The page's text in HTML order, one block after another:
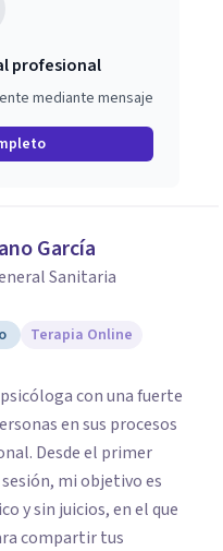
profesional
mediante mensaje
García
Sanitaria
Terapia Online
con una fuerte
en sus procesos
Desde el primer
mi objetivo es
y sin juicios, en el que
compartir tus